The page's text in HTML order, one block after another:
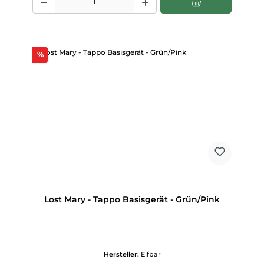
%Rabatt
Lost Mary - Tappo Basisgerät - Grün/Pink
Hersteller: Elfbar